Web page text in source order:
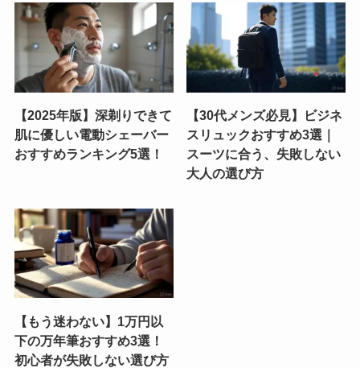
【2025年版】深剃りできて
肌に優しい電動シェーバー
おすすめランキング5選！
【30代メンズ必見】ビジネ
スリュックおすすめ3選｜
スーツに合う、失敗しない
大人の選び方
【もう迷わない】1万円以
下の万年筆おすすめ3選！
初心者が失敗しない選び方